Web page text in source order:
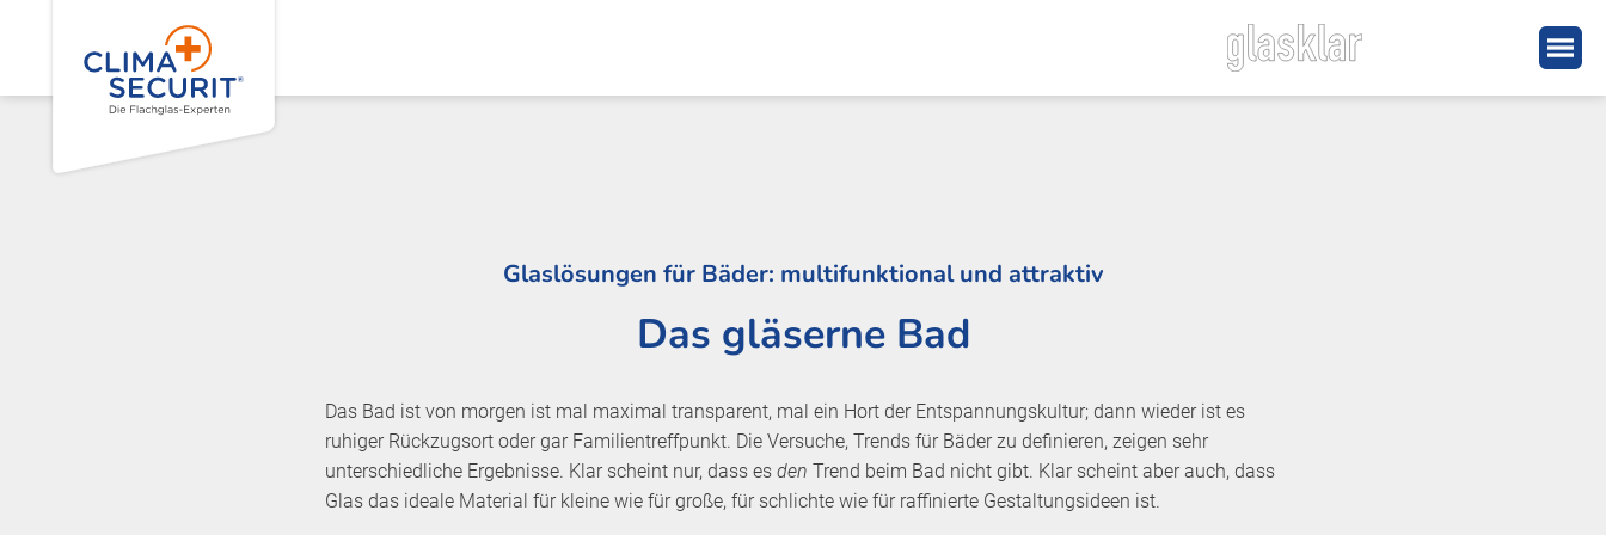
Glaslösungen für Bäder: multifunktional und attraktiv
Das gläserne Bad
Das Bad ist von morgen ist mal maximal transparent, mal ein Hort der Entspannungskultur; dann wieder ist es
ruhiger Rückzugsort oder gar Familientreffpunkt. Die Versuche, Trends für Bäder zu definieren, zeigen sehr
unterschiedliche Ergebnisse. Klar scheint nur, dass es den Trend beim Bad nicht gibt. Klar scheint aber auch, dass
Glas das ideale Material für kleine wie für große, für schlichte wie für raffinierte Gestaltungsideen ist.